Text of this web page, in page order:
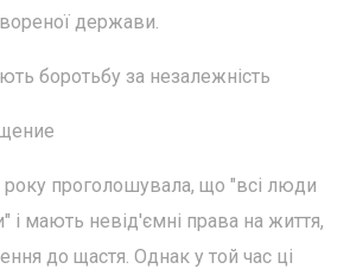
держави.
боротьбу за незалежність
року проголошувала, що "всі люди
і мають невід'ємні права на життя,
до щастя. Однак у той час ці